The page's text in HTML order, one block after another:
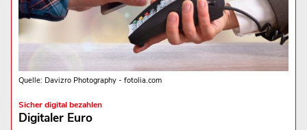
Quelle: Davizro Photography - fotolia.com
Sicher digital bezahlen
Digitaler Euro